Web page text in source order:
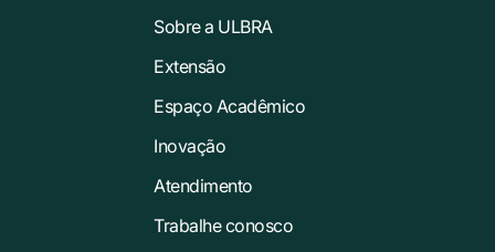
Sobre a ULBRA
Extensão
Espaço Acadêmico
Inovação
Atendimento
Trabalhe conosco